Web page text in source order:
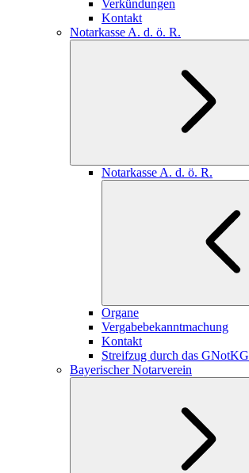
Verkündungen
Kontakt
Notarkasse A. d. ö. R.
Notarkasse A. d. ö. R.
Organe
Vergabebekanntmachung
Kontakt
Streifzug durch das GNotKG
Bayerischer Notarverein